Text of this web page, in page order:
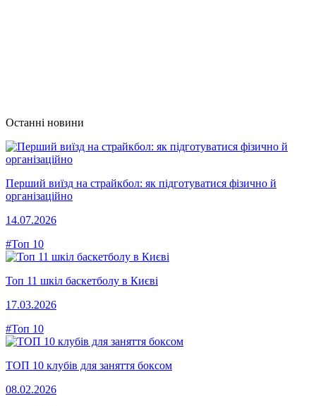
Останні новини
Перший виїзд на страйкбол: як підготуватися фізично й
організаційно
14.07.2026
#Топ 10
Топ 11 шкіл баскетболу в Києві
17.03.2026
#Топ 10
ТОП 10 клубів для заняття боксом
08.02.2026